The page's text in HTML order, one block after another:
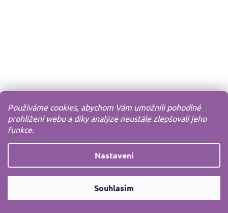
Používáme cookies, abychom Vám umožnili pohodlné
prohlížení webu a díky analýze neustále zlepšovali jeho
funkce.
Nastavení
Souhlasím